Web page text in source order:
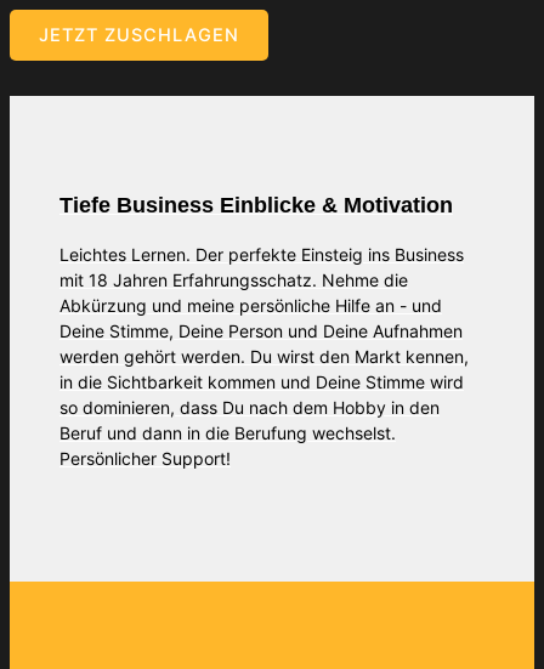
JETZT ZUSCHLAGEN
Tiefe Business Einblicke & Motivation
Leichtes Lernen. Der perfekte Einsteig ins Business
mit 18 Jahren Erfahrungsschatz. Nehme die
Abkürzung und meine persönliche Hilfe an - und
Deine Stimme, Deine Person und Deine Aufnahmen
werden gehört werden. Du wirst den Markt kennen,
in die Sichtbarkeit kommen und Deine Stimme wird
so dominieren, dass Du nach dem Hobby in den
Beruf und dann in die Berufung wechselst.
Persönlicher Support!